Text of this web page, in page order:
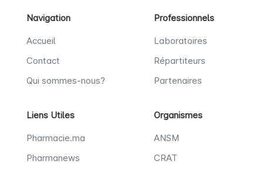
Navigation
Accueil
Contact
Qui sommes-nous?
Professionnels
Laboratoires
Répartiteurs
Partenaires
Liens Utiles
Pharmacie.ma
Pharmanews
Organismes
ANSM
CRAT